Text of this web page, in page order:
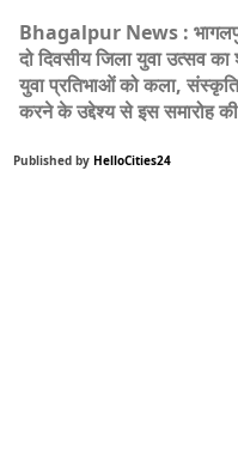
Bhagalpur News :
दो दिवसीय जिला युवा उत्सव का
युवा प्रतिभाओं को कला,
करने के उद्देश्य से इस समारोह
Published by HelloCities24